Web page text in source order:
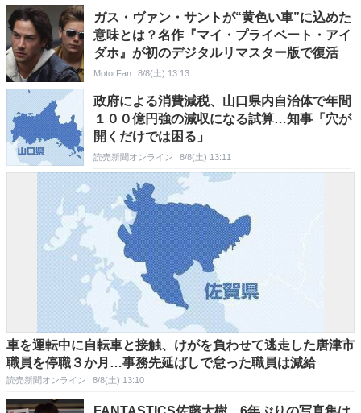
ガス・ヴァン・サントが“黄色い車”に込めた
意味とは？名作『マイ・プライベート・アイ
ダホ』が初のデジタルリマスター版で復活
MotorFan 8/8(土) 13:13
政府による消費減税、山口県内自治体で年間
１００億円強の減収になる試算…知事「穴が
開くだけでは困る」
読売新聞オンライン 8/8(土) 13:11
車を運転中に自転車と接触、けがを負わせて逃走した唐津市
職員を停職３か月…事務先延ばしで怠った職員は減給
読売新聞オンライン 8/8(土) 13:10